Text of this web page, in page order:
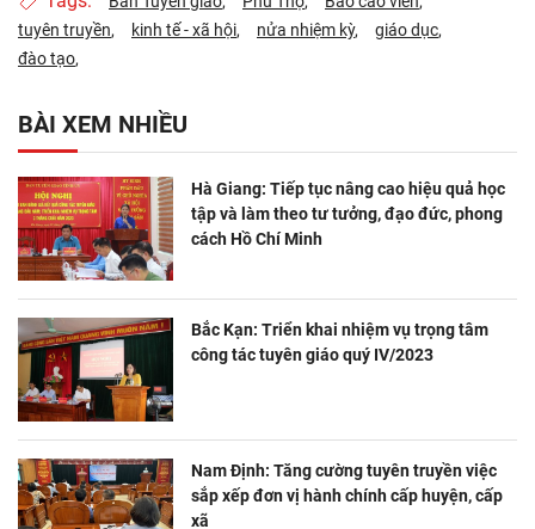
tuyên truyền
kinh tế - xã hội nửa nhiệm kỳ
giáo dục
đào tạo
BÀI XEM NHIỀU
Hà Giang: Tiếp tục nâng cao hiệu quả học
tập và làm theo tư tưởng, đạo đức, phong
cách Hồ Chí Minh
Bắc Kạn: Triển khai nhiệm vụ trọng tâm
công tác tuyên giáo quý IV/2023
Nam Định: Tăng cường tuyên truyền việc
sắp xếp đơn vị hành chính cấp huyện, cấp
xã